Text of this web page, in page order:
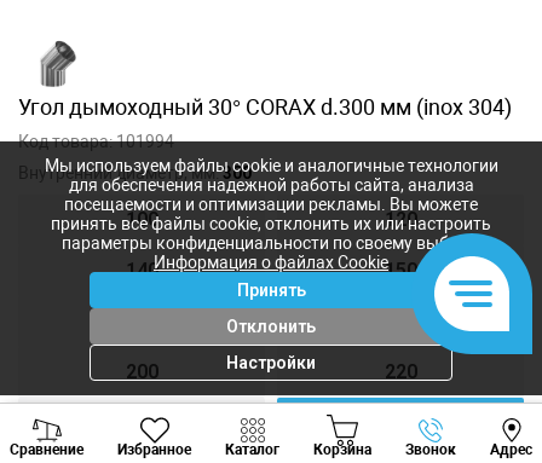
Угол дымоходный 30° CORAX d.300 мм (inox 304)
Код товара:101994
Внутренний диаметр, мм:300
100 120
140 150
180
200 220
250
Сравнение Избранное Каталог Корзина Звонок Адрес
Viber Whatsapp
Мы используем файлы cookie и аналогичные технологии
для обеспечения надежной работы сайта, анализа
посещаемости и оптимизации рекламы. Вы можете
принять все файлы cookie, отклонить их или настроить
параметры конфиденциальности по своему выбору.
Информация о файлах Cookie
Принять
Отклонить
Настройки